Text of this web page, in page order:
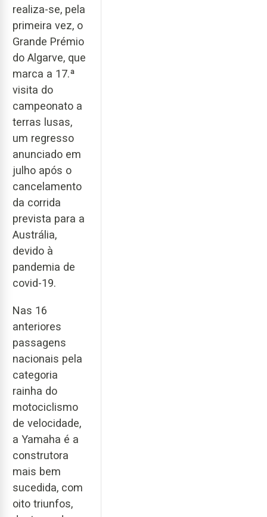
realiza-se, pela
primeira vez, o
Grande Prémio
do Algarve, que
marca a 17.ª
visita do
campeonato a
terras lusas,
um regresso
anunciado em
julho após o
cancelamento
da corrida
prevista para a
Austrália,
devido à
pandemia de
covid-19.
Nas 16
anteriores
passagens
nacionais pela
categoria
rainha do
motociclismo
de velocidade,
a Yamaha é a
construtora
mais bem
sucedida, com
oito triunfos,